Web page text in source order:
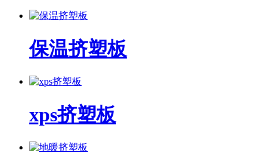
保温挤塑板
xps挤塑板